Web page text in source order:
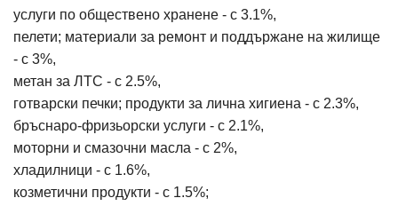
услуги по обществено хранене - с 3.1%,
пелети; материали за ремонт и поддържане на жилище
- с 3%,
метан за ЛТС - с 2.5%,
готварски печки; продукти за лична хигиена - с 2.3%,
бръснаро-фризьорски услуги - с 2.1%,
моторни и смазочни масла - с 2%,
хладилници - с 1.6%,
козметични продукти - с 1.5%;